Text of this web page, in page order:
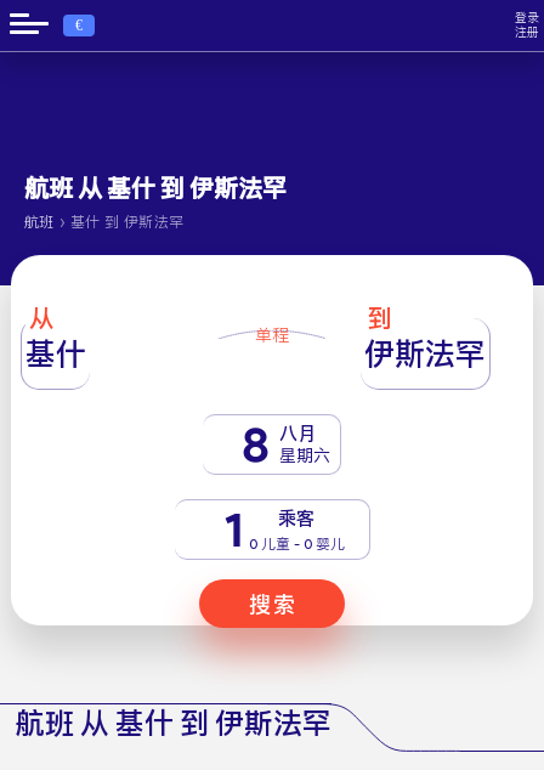
€
登录
注册
航班 从 基什 到 伊斯法罕
航班 › 基什 到 伊斯法罕
从
基什 单程
到
伊斯法罕
8 八月
星期六
1 乘客
0 儿童 - 0 婴儿
搜索
航班 从 基什 到 伊斯法罕